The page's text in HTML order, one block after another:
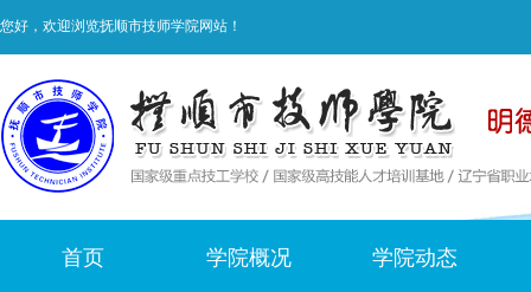
您好，欢迎浏览抚顺市技师学院网站！
首页 学院概况 学院动态